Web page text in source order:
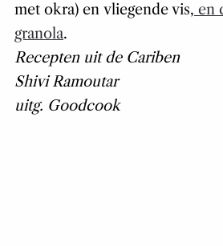
met okra) en vliegende vis, en
granola.
Recepten uit de Cariben
Shivi Ramoutar
uitg. Goodcook